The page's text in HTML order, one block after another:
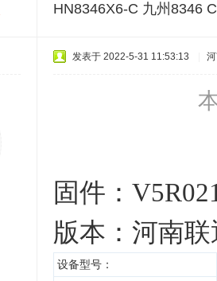
HN8346X6-C 九州8346
发表于 2022-5-31 11:53:13
固件：
版本：河南联
设备型号：